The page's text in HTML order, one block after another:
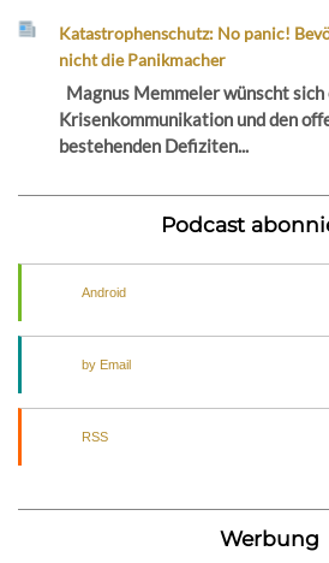
Katastrophenschutz: No panic!
nicht die Panikmacher
Magnus Memmeler wünscht sich
Krisenkommunikation und den
bestehenden Defiziten...
Podcast
Android
by Email
RSS
Werbung